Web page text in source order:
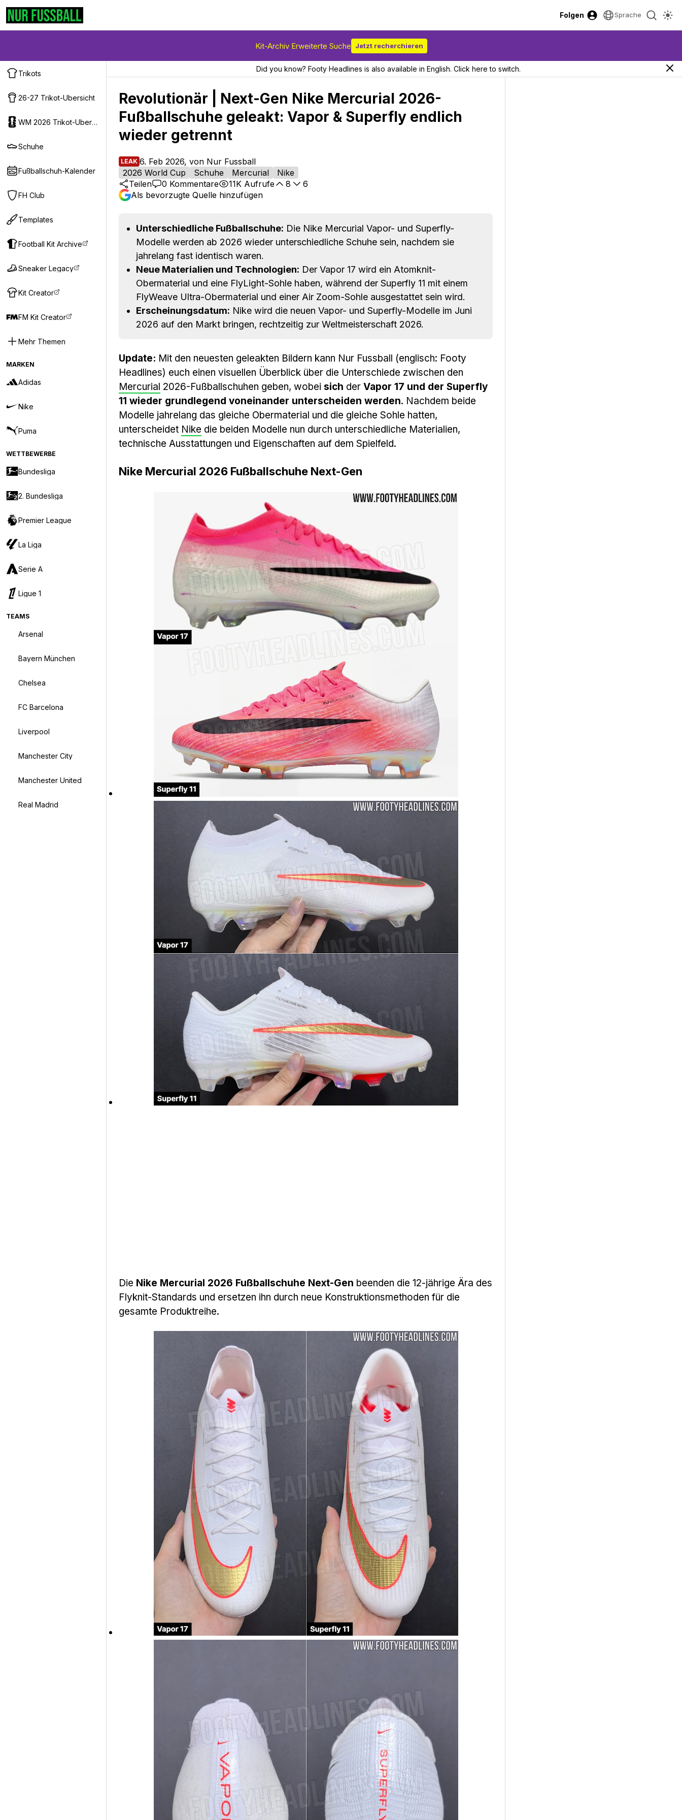
Folgen Sprache
Kit-Archiv Erweiterte Suche Jetzt recherchieren
Trikots
26-27 Trikot-Ubersicht
WM 2026 Trikot-Ubersicht
Schuhe
Fußballschuh-Kalender
FH Club
Templates
Football Kit Archive
Sneaker Legacy
Kit Creator
FM Kit Creator
Mehr Themen
MARKEN
Adidas
Nike
Puma
WETTBEWERBE
Bundesliga
2. Bundesliga
Premier League
La Liga
Serie A
Ligue 1
TEAMS
Arsenal
Bayern München
Chelsea
FC Barcelona
Liverpool
Manchester City
Manchester United
Real Madrid
Did you know? Footy Headlines is also available in English. Click here to switch.
Revolutionär | Next-Gen Nike Mercurial 2026-
Fußballschuhe geleakt: Vapor & Superfly endlich
wieder getrennt
LEAK 6. Feb 2026, von Nur Fussball
2026 World Cup
Schuhe Mercurial
Nike
Teilen
0 Kommentare 11K Aufrufe 8
6
Als bevorzugte Quelle hinzufügen
Unterschiedliche Fußballschuhe: Die Nike Mercurial Vapor- und Superfly-
Modelle werden ab 2026 wieder unterschiedliche Schuhe sein, nachdem sie
jahrelang fast identisch waren.
Neue Materialien und Technologien: Der Vapor 17 wird ein Atomknit-
Obermaterial und eine FlyLight-Sohle haben, während der Superfly 11 mit einem
FlyWeave Ultra-Obermaterial und einer Air Zoom-Sohle ausgestattet sein wird.
Erscheinungsdatum: Nike wird die neuen Vapor- und Superfly-Modelle im Juni
2026 auf den Markt bringen, rechtzeitig zur Weltmeisterschaft 2026.
Update: Mit den neuesten geleakten Bildern kann Nur Fussball (englisch: Footy
Headlines) euch einen visuellen Überblick über die Unterschiede zwischen den
Mercurial 2026-Fußballschuhen geben, wobei sich der Vapor 17 und der Superfly
11 wieder grundlegend voneinander unterscheiden werden. Nachdem beide
Modelle jahrelang das gleiche Obermaterial und die gleiche Sohle hatten,
unterscheidet Nike die beiden Modelle nun durch unterschiedliche Materialien,
technische Ausstattungen und Eigenschaften auf dem Spielfeld.
Nike Mercurial 2026 Fußballschuhe Next-Gen
Die Nike Mercurial 2026 Fußballschuhe Next-Gen beenden die 12-jährige Ära des
Flyknit-Standards und ersetzen ihn durch neue Konstruktionsmethoden für die
gesamte Produktreihe.